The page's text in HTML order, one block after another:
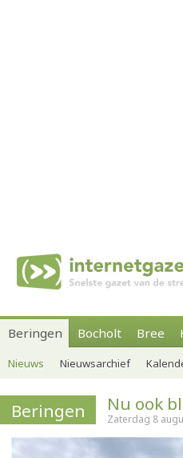
Beringen Bocholt Bree
Nieuws Nieuwsarchief
Beringen Nu ook
Zaterdag 8